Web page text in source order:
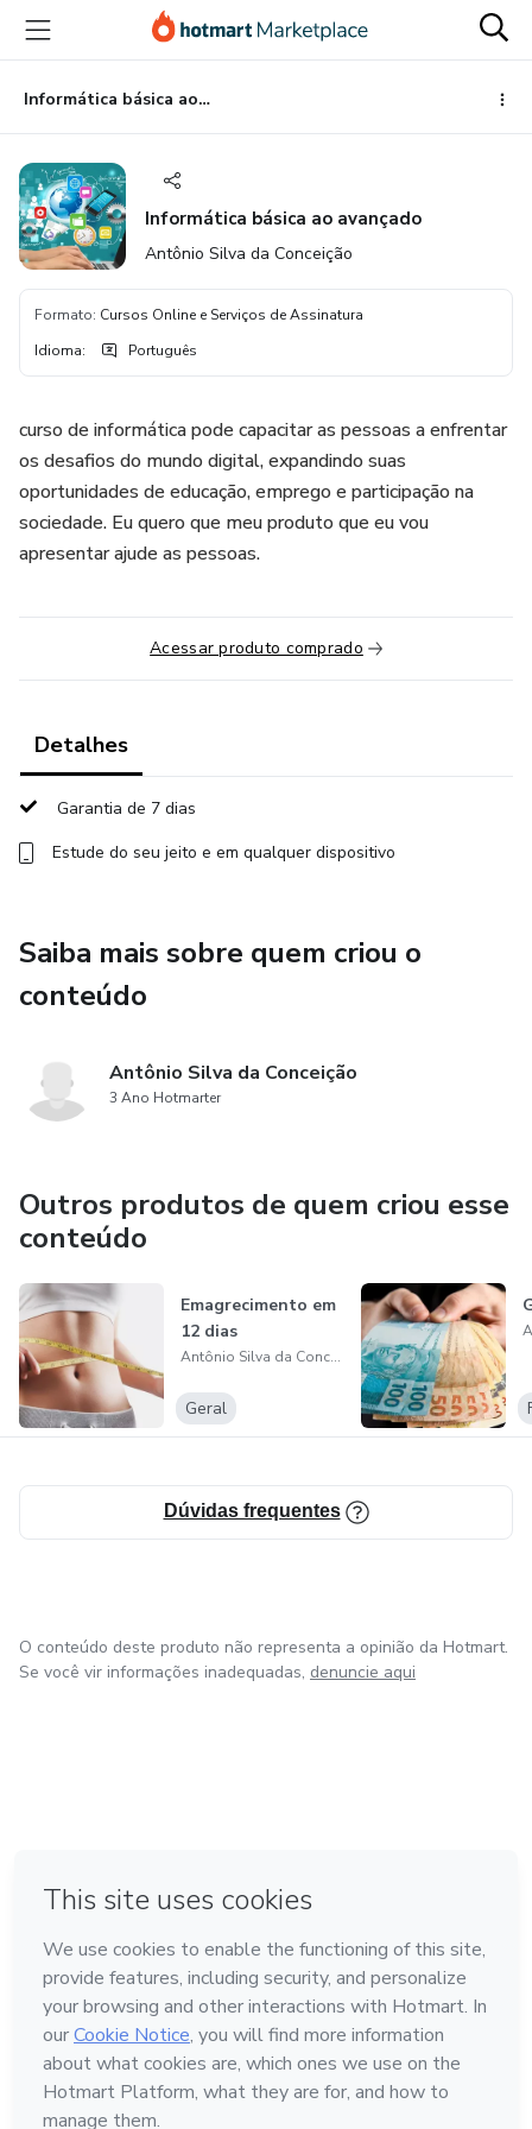
para
conteúdo
principal
para
pagamento
para
rodapé
Informática básica ao avançado
Informática básica ao avançado
Antônio Silva da Conceição
Formato: Cursos Online e Serviços de Assinatura
Idioma: Português
curso de informática pode capacitar as pessoas a enfrentar
os desafios do mundo digital, expandindo suas
oportunidades de educação, emprego e participação na
sociedade. Eu quero que meu produto que eu vou
apresentar ajude as pessoas.
Acessar produto comprado
Detalhes
Garantia de 7 dias
Estude do seu jeito e em qualquer dispositivo
Saiba mais sobre quem criou o
conteúdo
Antônio Silva da Conceição
3 Ano Hotmarter
Outros produtos de quem criou esse
conteúdo
Emagrecimento em
12 dias
Antônio Silva da Conceição
Geral
Dúvidas frequentes
O conteúdo deste produto não representa a opinião da Hotmart.
Se você vir informações inadequadas, denuncie aqui
Feito com ❤ na Cidade do México
Conheça a Hotmart
Idioma
Português